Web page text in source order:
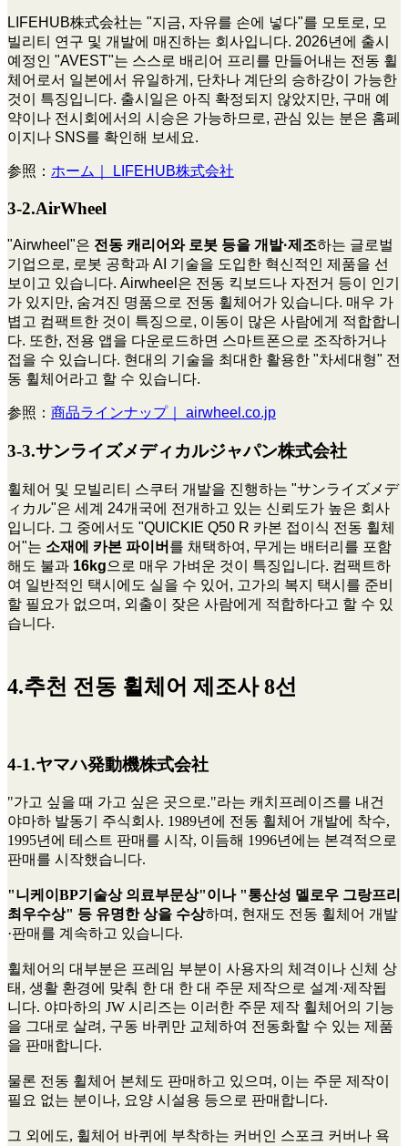
LIFEHUB株式会社는 "지금, 자유를 손에 넣다"를 모토로, 모
빌리티 연구 및 개발에 매진하는 회사입니다. 2026년에 출시
예정인 "AVEST"는 스스로 배리어 프리를 만들어내는 전동 휠
체어로서 일본에서 유일하게, 단차나 계단의 승하강이 가능한
것이 특징입니다. 출시일은 아직 확정되지 않았지만, 구매 예
약이나 전시회에서의 시승은 가능하므로, 관심 있는 분은 홈페
이지나 SNS를 확인해 보세요.
参照： ホーム｜ LIFEHUB株式会社
3-2.AirWheel
"Airwheel"은 전동 캐리어와 로봇 등을 개발·제조하는 글로벌
기업으로, 로봇 공학과 AI 기술을 도입한 혁신적인 제품을 선
보이고 있습니다. Airwheel은 전동 킥보드나 자전거 등이 인기
가 있지만, 숨겨진 명품으로 전동 휠체어가 있습니다. 매우 가
볍고 컴팩트한 것이 특징으로, 이동이 많은 사람에게 적합합니
다. 또한, 전용 앱을 다운로드하면 스마트폰으로 조작하거나
접을 수 있습니다. 현대의 기술을 최대한 활용한 "차세대형" 전
동 휠체어라고 할 수 있습니다.
参照： 商品ラインナップ｜ airwheel.co.jp
3-3.サンライズメディカルジャパン株式会社
휠체어 및 모빌리티 스쿠터 개발을 진행하는 "サンライズメデ
ィカル"은 세계 24개국에 전개하고 있는 신뢰도가 높은 회사
입니다. 그 중에서도 "QUICKIE Q50 R 카본 접이식 전동 휠체
어"는 소재에 카본 파이버 를 채택하여, 무게는 배터리를 포함
해도 불과 16kg으로 매우 가벼운 것이 특징입니다. 컴팩트하
여 일반적인 택시에도 실을 수 있어, 고가의 복지 택시를 준비
할 필요가 없으며, 외출이 잦은 사람에게 적합하다고 할 수 있
습니다.
4.추천 전동 휠체어 제조사 8선
4-1.ヤマハ発動機株式会社
"가고 싶을 때 가고 싶은 곳으로."라는 캐치프레이즈를 내건
야마하 발동기 주식회사. 1989년에 전동 휠체어 개발에 착수,
1995년에 테스트 판매를 시작, 이듬해 1996년에는 본격적으로
판매를 시작했습니다.
"니케이BP기술상 의료부문상"이나 "통산성 멜로우 그랑프리
최우수상" 등 유명한 상을 수상하며, 현재도 전동 휠체어 개발
·판매를 계속하고 있습니다.
휠체어의 대부분은 프레임 부분이 사용자의 체격이나 신체 상
태, 생활 환경에 맞춰 한 대 한 대 주문 제작으로 설계·제작됩
니다. 야마하의 JW 시리즈는 이러한 주문 제작 휠체어의 기능
을 그대로 살려, 구동 바퀴만 교체하여 전동화할 수 있는 제품
을 판매합니다.
물론 전동 휠체어 본체도 판매하고 있으며, 이는 주문 제작이
필요 없는 분이나, 요양 시설용 등으로 판매합니다.
그 외에도, 휠체어 바퀴에 부착하는 커버인 스포크 커버나 욕